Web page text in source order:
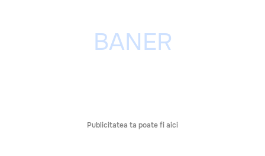
Publicitatea ta poate fi aici